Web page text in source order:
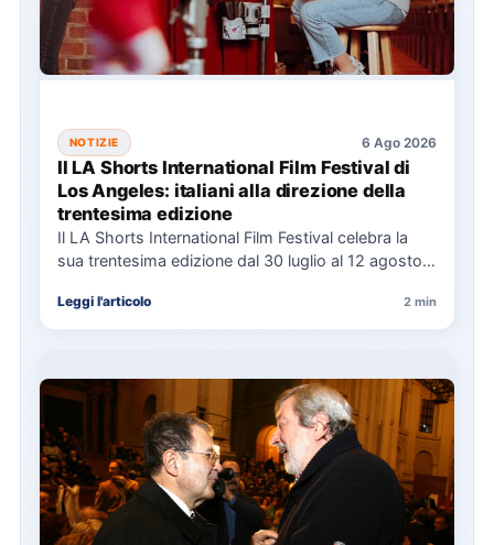
NOTIZIE 6 Ago 2026
Il LA Shorts International Film Festival di
Los Angeles: italiani alla direzione della
trentesima edizione
Il LA Shorts International Film Festival celebra la
sua trentesima edizione dal 30 luglio al 12 agosto,
Leggi l'articolo 2 min